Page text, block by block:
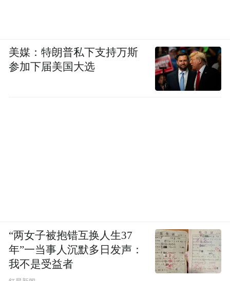
美媒：特朗普私下支持万斯
参加下届美国大选
“两女子被抱错互换人生37
年”一当事人沉默多日发声：
我不是受益者